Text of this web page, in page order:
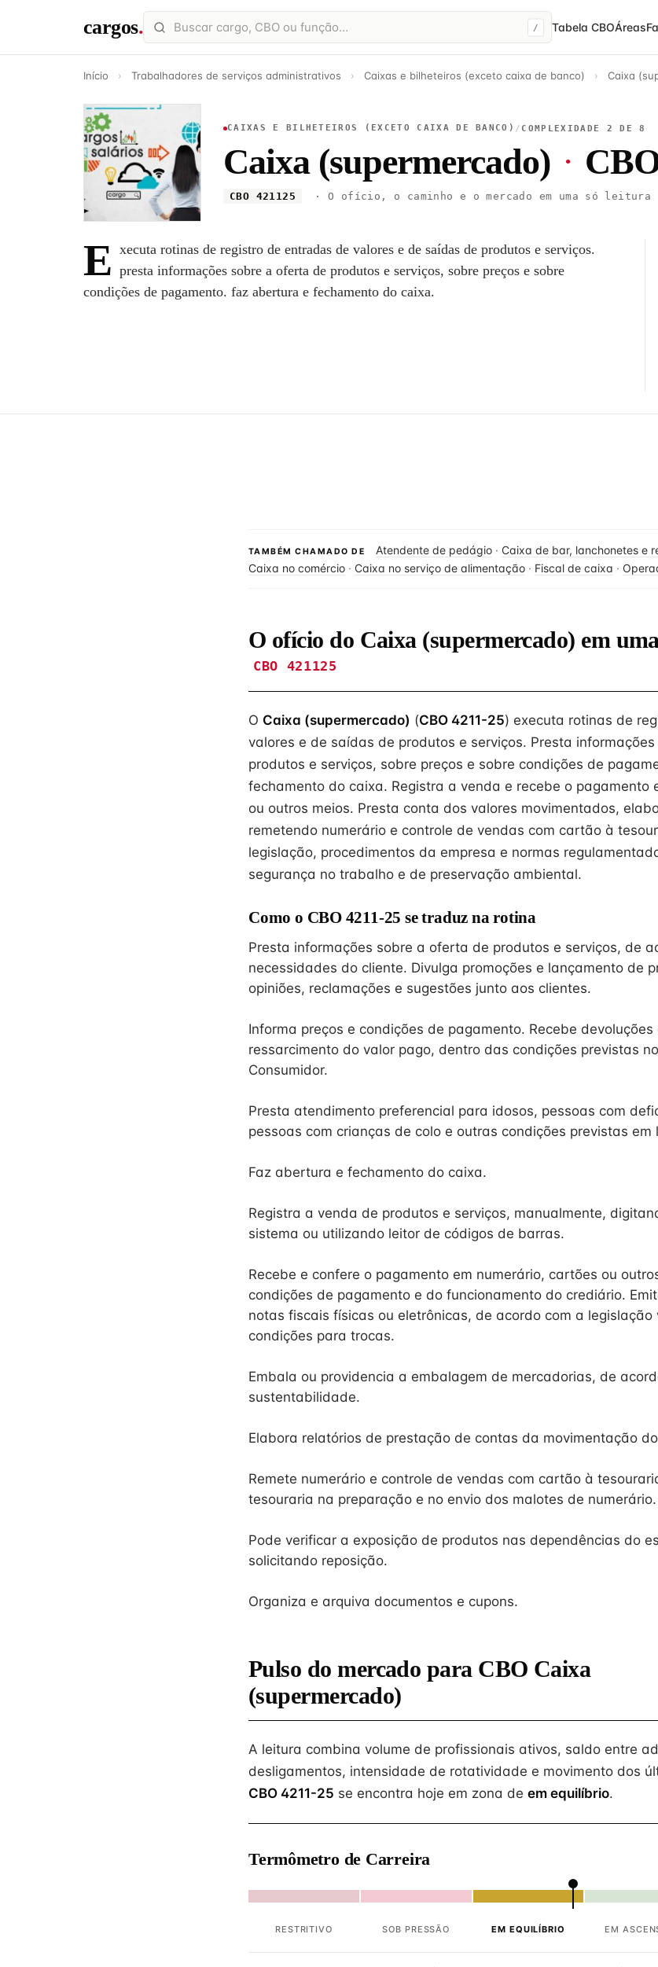
cargos. / Tabela CBOÁreas
Início › Trabalhadores de serviços administrativos › Caixas e bilheteiros (exceto caixa de banco) › Caixa
CAIXAS E BILHETEIROS (EXCETO CAIXA DE BANCO) / COMPLEXIDADE 2 DE 8
Caixa (supermercado) ·
CBO 421125 · O ofício, o caminho e o mercado em uma só leitura
E xecuta rotinas de registro de entradas de valores e de saídas de produtos e serviços.
presta informações sobre a oferta de produtos e serviços, sobre preços e sobre
condições de pagamento. faz abertura e fechamento do caixa.
TAMBÉM CHAMADO DE Atendente de pedágio · Caixa de bar, lanchonetes e
Caixa no comércio · Caixa no serviço de alimentação · Fiscal de caixa ·
O ofício do Caixa (supermercado) em
CBO 421125
O Caixa (supermercado) (CBO 4211-25) executa rotinas de
valores e de saídas de produtos e serviços. Presta
produtos e serviços, sobre preços e sobre condições de
fechamento do caixa. Registra a venda e recebe o pagamento
ou outros meios. Presta conta dos valores movimentados,
remetendo numerário e controle de vendas com cartão à
legislação, procedimentos da empresa e normas
segurança no trabalho e de preservação ambiental.
Como o CBO 4211-25 se traduz na rotina
Presta informações sobre a oferta de produtos e serviços, de
necessidades do cliente. Divulga promoções e lançamento de
opiniões, reclamações e sugestões junto aos clientes.
Informa preços e condições de pagamento. Recebe
ressarcimento do valor pago, dentro das condições previstas
Consumidor.
Presta atendimento preferencial para idosos, pessoas com
pessoas com crianças de colo e outras condições previstas em
Faz abertura e fechamento do caixa.
Registra a venda de produtos e serviços, manualmente,
sistema ou utilizando leitor de códigos de barras.
Recebe e confere o pagamento em numerário, cartões ou
condições de pagamento e do funcionamento do crediário.
notas fiscais físicas ou eletrônicas, de acordo com a legislação
condições para trocas.
Embala ou providencia a embalagem de mercadorias, de
sustentabilidade.
Elabora relatórios de prestação de contas da movimentação
Remete numerário e controle de vendas com cartão à
tesouraria na preparação e no envio dos malotes de numerário.
Pode verificar a exposição de produtos nas dependências do
solicitando reposição.
Organiza e arquiva documentos e cupons.
Pulso do mercado para CBO Caixa
(supermercado)
A leitura combina volume de profissionais ativos, saldo entre
desligamentos, intensidade de rotatividade e movimento dos
CBO 4211-25 se encontra hoje em zona de em equilíbrio.
Termômetro de Carreira
RESTRITIVO SOB PRESSÃO EM EQUILÍBRIO EM